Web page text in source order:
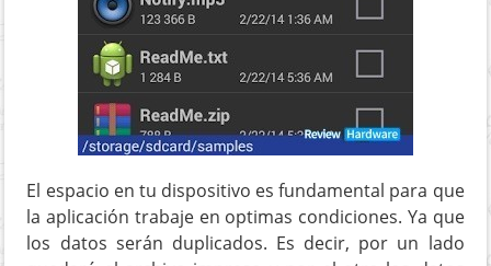
El espacio en tu dispositivo es fundamental para que
la aplicación trabaje en optimas condiciones. Ya que
los datos serán duplicados. Es decir, por un lado